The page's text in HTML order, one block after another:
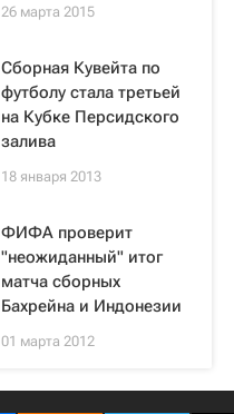
26 марта 2015
Сборная Кувейта по
футболу стала третьей
на Кубке Персидского
залива
18 января 2013
ФИФА проверит
"неожиданный" итог
матча сборных
Бахрейна и Индонезии
01 марта 2012